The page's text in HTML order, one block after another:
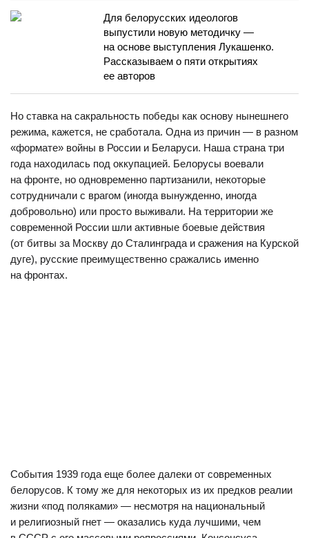
Для белорусских идеологов
выпустили новую методичку —
на основе выступления Лукашенко.
Рассказываем о пяти открытиях
ее авторов
Но ставка на сакральность победы как основу нынешнего
режима, кажется, не сработала. Одна из причин — в разном
«формате» войны в России и Беларуси. Наша страна три
года находилась под оккупацией. Белорусы воевали
на фронте, но одновременно партизанили, некоторые
сотрудничали с врагом (иногда вынужденно, иногда
добровольно) или просто выживали. На территории же
современной России шли активные боевые действия
(от битвы за Москву до Сталинграда и сражения на Курской
дуге), русские преимущественно сражались именно
на фронтах.
События 1939 года еще более далеки от современных
белорусов. К тому же для некоторых из их предков реалии
жизни «под поляками» — несмотря на национальный
и религиозный гнет — оказались куда лучшими, чем